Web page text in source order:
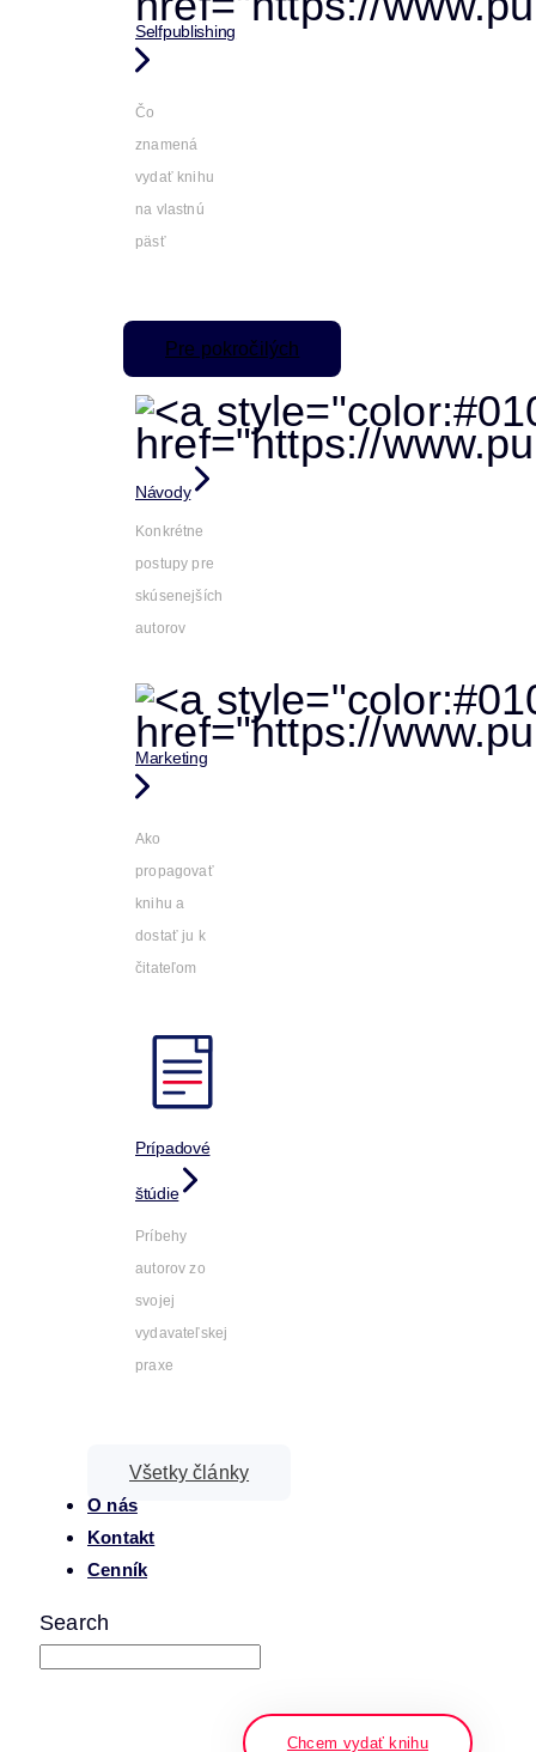
Selfpublishing
Čo
znamená
vydať knihu
na vlastnú
päsť
Pre pokročilých
Návody
Konkrétne
postupy pre
skúsenejších
autorov
Marketing
Ako
propagovať
knihu a
dostať ju k
čitateľom
Prípadové
štúdie
Príbehy
autorov zo
svojej
vydavateľskej
praxe
Všetky články
O nás
Kontakt
Cenník
Search
Chcem vydať knihu